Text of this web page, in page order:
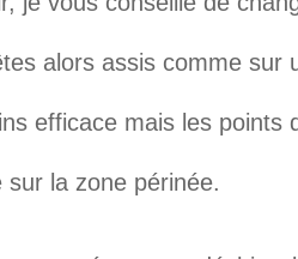
alors assis comme sur
efficace mais les points
la zone périnée.